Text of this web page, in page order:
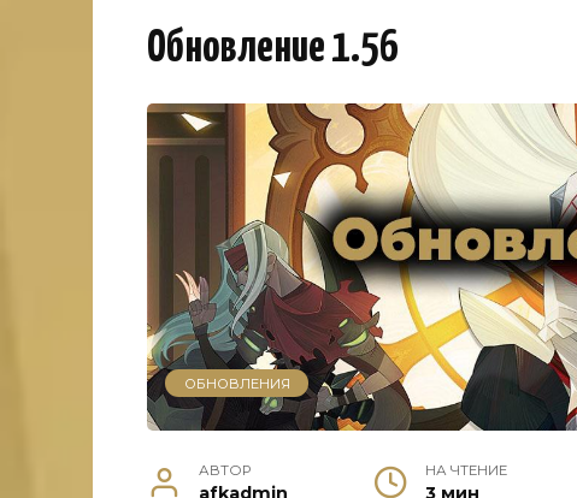
Обновление 1.56
ОБНОВЛЕНИЯ
АВТОР
afkadmin
НА ЧТЕНИЕ
3 мин